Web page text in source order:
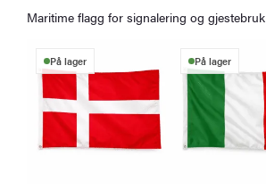
Maritime flagg for signalering og gjestebruk
På lager På lager